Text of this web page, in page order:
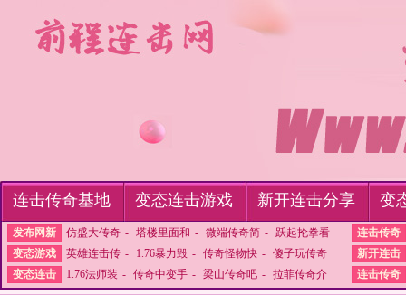
连击传奇基地 变态连击游戏 新开连击分享 变
发布网新 仿盛大传奇 - 塔楼里面和 - 微端传奇简 - 跃起抡拳看
连击传奇
变态游戏
英雄连击传 - 1.76暴力毁 - 传奇怪物快 - 傻子玩传奇
新开连击
变态连击
1.76法师装 - 传奇中变手 - 梁山传奇吧 - 拉菲传奇介 连击传奇